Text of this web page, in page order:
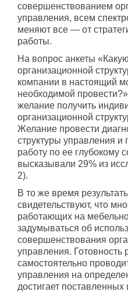
совершенствованием
управления, всем
меняют все — от
работы.
На вопрос анкеты
организационной
компании в настоящий
необходимой
желание получить
организационной
Желание провести
структуры управления и
работу по ее глубокому
высказывали 29% из
2).
В то же время
свидетельствуют, что
работающих на
задумываться об
совершенствования
управления. Готовность
самостоятельно
управления на
достигает поставленных